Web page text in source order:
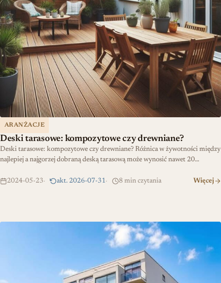
ARANŻACJE
Deski tarasowe: kompozytowe czy drewniane?
Deski tarasowe: kompozytowe czy drewniane? Różnica w żywotności między
najlepiej a najgorzej dobraną deską tarasową może wynosić nawet 20…
2024-05-23 akt. 2026-07-31 8 min czytania Więcej
Ustalenie polityki cenowej dla mieszkania